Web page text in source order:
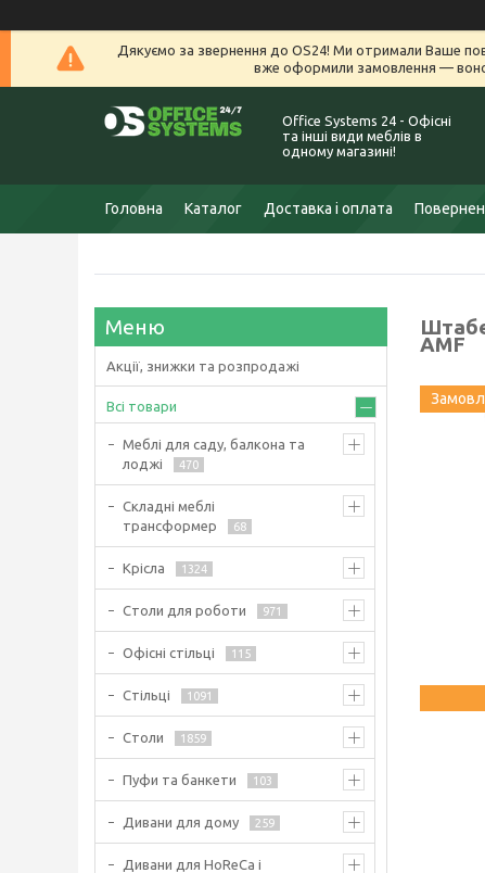
Дякуємо за звернення до OS24! Ми отримали Ваше
вже оформили замовлення — воно
Office Systems 24 - Офісні
та інші види меблів в
одному магазині!
Головна Каталог Доставка і оплата
AMF
Акції, знижки та розпродажі
Всі товари
Меблі для саду, балкона та
лоджі
470
Складні меблі
трансформер
68
Крісла 1324
Столи для роботи 971
Офісні стільці 115
Стільці 1091
Столи 1859
Пуфи та банкети 103
Дивани для дому 259
Дивани для HoReCa і